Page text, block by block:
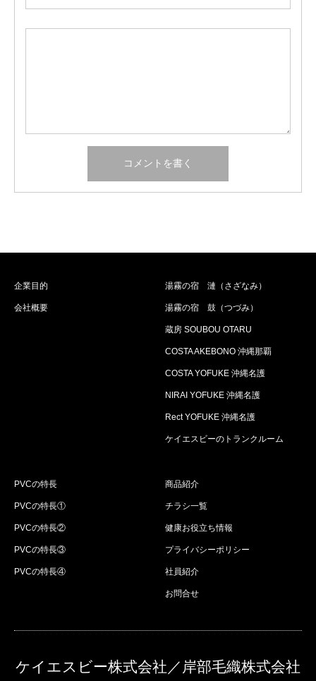
企業目的
会社概要
湯霧の宿 漣（さざなみ）
湯霧の宿 鼓（つづみ）
蔵房 SOUBOU OTARU
COSTA AKEBONO 沖縄那覇
COSTA YOFUKE 沖縄名護
NIRAI YOFUKE 沖縄名護
Rect YOFUKE 沖縄名護
ケイエスビーのトランクルーム
PVCの特長
PVCの特長①
PVCの特長②
PVCの特長③
PVCの特長④
商品紹介
チラシ一覧
健康お役立ち情報
プライバシーポリシー
社員紹介
お問合せ
ケイエスビー株式会社／岸部毛織株式会社